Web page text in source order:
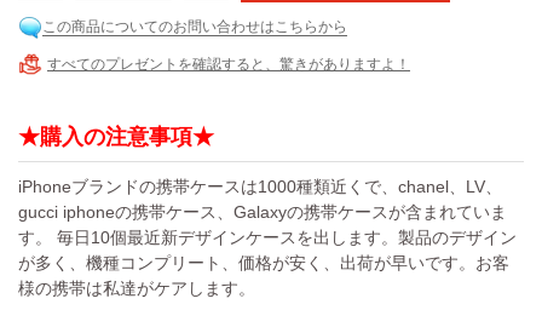
この商品についてのお問い合わせはこちらから
すべてのプレゼントを確認すると、驚きがありますよ！
★購入の注意事項★
iPhoneブランドの携帯ケースは1000種類近くで、chanel、LV、
gucci iphoneの携帯ケース、Galaxyの携帯ケースが含まれていま
す。 毎日10個最近新デザインケースを出します。製品のデザイン
が多く、機種コンプリート、価格が安く、出荷が早いです。お客
様の携帯は私達がケアします。